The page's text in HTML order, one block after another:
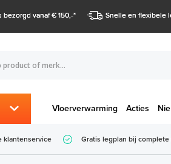
bezorgd vanaf € 150,-* Snelle en flexibele
Vloerverwarming Acties
klantenservice Gratis legplan bij complete